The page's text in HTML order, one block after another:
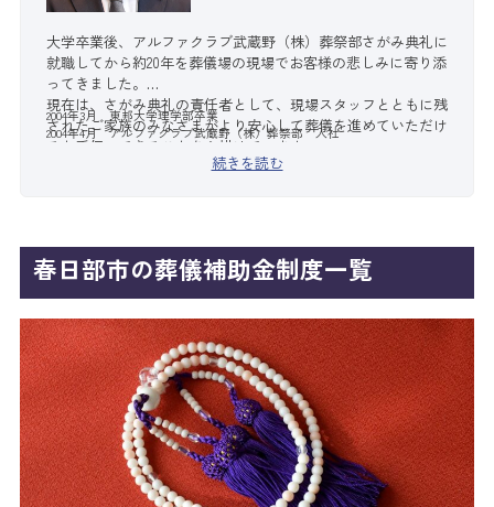
大学卒業後、アルファクラブ武蔵野（株）葬祭部さがみ典礼に
就職してから約20年を葬儀場の現場でお客様の悲しみに寄り添
ってきました。
現在は、さがみ典礼の責任者として、現場スタッフとともに残
されたご家族のみなさまがより安心して葬儀を進めていただけ
るお手伝いできることを心掛けています。
2004年3月 東邦大学理学部卒業
2004年4月 アルファクラブ武蔵野（株）葬祭部 入社
続きを読む
春日部市の葬儀補助金制度一覧